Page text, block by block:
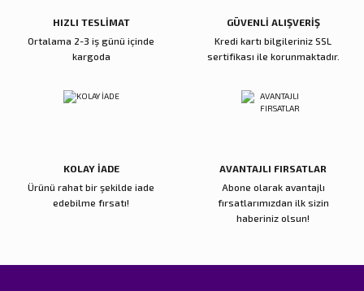
HIZLI TESLİMAT
Ortalama 2-3 iş günü içinde
kargoda
GÜVENLİ ALIŞVERİŞ
Kredi kartı bilgileriniz SSL
sertifikası ile korunmaktadır.
KOLAY İADE
Ürünü rahat bir şekilde iade
edebilme fırsatı!
AVANTAJLI FIRSATLAR
Abone olarak avantajlı
fırsatlarımızdan ilk sizin
haberiniz olsun!